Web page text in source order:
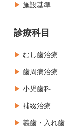
施設基準
診療科目
むし歯治療
歯周病治療
小児歯科
補綴治療
義歯・入れ歯